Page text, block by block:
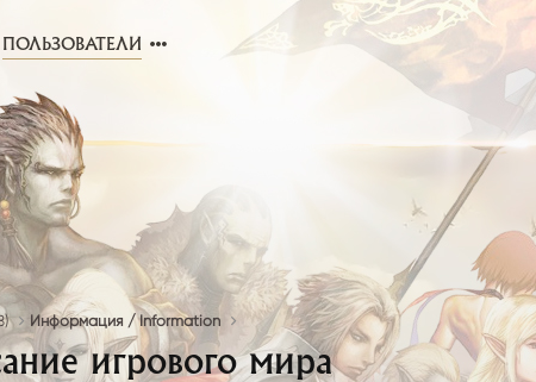
ПОЛЬЗОВАТЕЛИ
Информация / Information
игрового мира